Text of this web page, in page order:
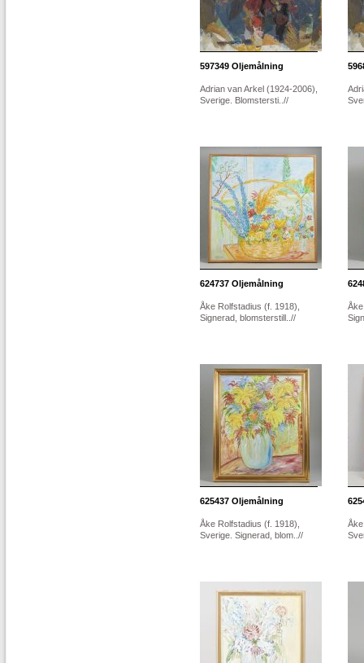
597349 Oljemålning
Adrian van Arkel (1924-2006),
Sverige. Blomstersti..//
624737 Oljemålning
Åke Rolfstadius (f. 1918),
Signerad, blomsterstill..//
625437 Oljemålning
Åke Rolfstadius (f. 1918),
Sverige. Signerad, blom..//